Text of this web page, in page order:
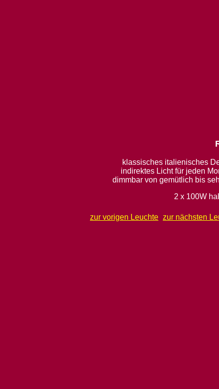
klassisches italienisches
indirektes Licht für jeden
dimmbar von gemütlich bis
2 x 100W
zur vorigen Leuchte zur nächsten